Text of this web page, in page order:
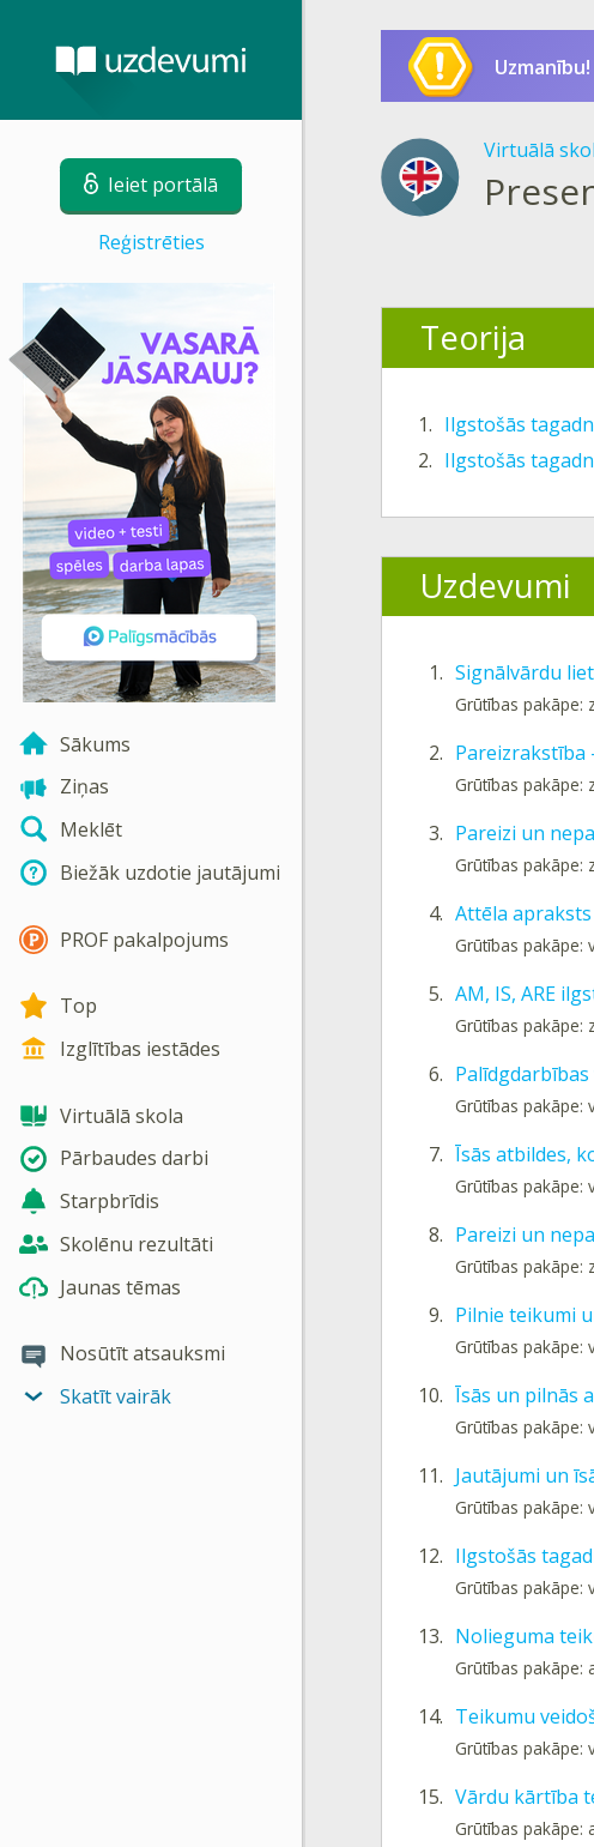
Ieiet portālā
Reģistrēties
Sākums
Ziņas
Meklēt
Biežāk uzdotie jautājumi
PROF pakalpojums
Top
Izglītības iestādes
Virtuālā skola
Pārbaudes darbi
Starpbrīdis
Skolēnu rezultāti
Jaunas tēmas
Nosūtīt atsauksmi
Skatīt vairāk
Uzmanību!
Virtuālā
Teorija
1. Ilgstošās
2. Ilgstošās
Uzdevumi
1. Signālvārdu
Grūtības pakāpe:
2. Pareizrakstība
Grūtības pakāpe:
3. Pareizi un
Grūtības pakāpe:
4. Attēla
Grūtības pakāpe:
5. AM, IS, ARE
Grūtības pakāpe:
6.
Grūtības pakāpe:
7. Īsās atbildes,
Grūtības pakāpe:
8. Pareizi un
Grūtības pakāpe:
9. Pilnie teikumi
Grūtības pakāpe:
10. Īsās un pilnās
Grūtības pakāpe:
11. Jautājumi un
Grūtības pakāpe:
12. Ilgstošās
Grūtības pakāpe:
13. Nolieguma
Grūtības pakāpe:
14. Teikumu
Grūtības pakāpe:
15. Vārdu kārtība
Grūtības pakāpe: